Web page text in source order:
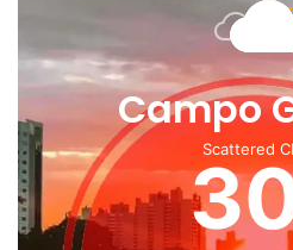
Campo
Scattered